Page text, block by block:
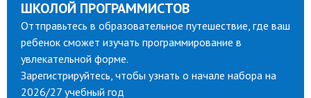
ШКОЛОЙ ПРОГРАММИСТОВ
Оттправьтесь в образовательное путешествие, где ваш
ребенок сможет изучать программирование в
увлекательной форме.
Зарегистрируйтесь, чтобы узнать о начале набора на
2026/27 учебный год